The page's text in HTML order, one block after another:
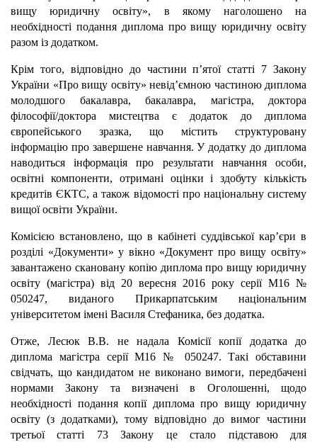
вищу юридичну освіту», в якому наголошено на
необхідності подання диплома про вищу юридичну освіту
разом із додатком.
Крім того, відповідно до частини п’ятої статті 7 Закону
України «Про вищу освіту» невід’ємною частиною диплома
молодшого бакалавра, бакалавра, магістра, доктора
філософії/доктора мистецтва є додаток до диплома
європейського зразка, що містить структуровану
інформацію про завершене навчання. У додатку до диплома
наводиться інформація про результати навчання особи,
освітні компоненти, отримані оцінки і здобуту кількість
кредитів ЄКТС, а також відомості про національну систему
вищої освіти України.
Комісією встановлено, що в кабінеті суддівської кар’єри в
розділі «Документи» у вікно «Документ про вищу освіту»
завантажено скановану копію диплома про вищу юридичну
освіту (магістра) від 20 вересня 2016 року серії М16 №
050247, виданого Прикарпатським національним
університетом імені Василя Стефаника, без додатка.
Отже, Лесюк В.В. не надала Комісії копії додатка до
диплома магістра серії М16 № 050247. Такі обставини
свідчать, що кандидатом не виконано вимоги, передбачені
нормами Закону та визначені в Оголошенні, щодо
необхідності подання копії диплома про вищу юридичну
освіту (з додатками), тому відповідно до вимог частини
третьої статті 73 Закону це стало підставою для